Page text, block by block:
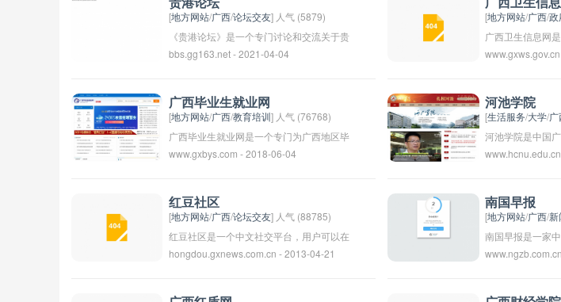
贵港论坛
[地方网站/广西/论坛交友] 人气 (5879)
《贵港论坛》是一个专门讨论和交流关于贵
港市的信息和话题的在线论坛。该论坛涵盖
文化等等，为用户提供一个分享观点、交流
经验和获取信息的平台。用户可以在论坛上
发布帖子、留言评论，与他人互动交流，从
中了解更多关于贵港市的实时动态和资讯。
流与互动，增进社区的凝聚力和活力。
bbs.gg163.net - 2021-04-04
广西卫生信
[地方网站/广西/政
广西卫生信息网
康委员会推出的
该网站包括医疗
健康教育等内容
和提升健康水平
们可以了解到广
家更好地维护自
广西毕业生就业网
[地方网站/广西/教育培训] 人气 (76768)
广西毕业生就业网是一个专门为广西地区毕
业生提供就业信息和服务的网站。该网站提
找到合适的工作机会。同时，该网站也提供
职业规划、求职技巧和就业指导等信息，帮
助毕业生顺利就业。通过广西毕业生就业
网，毕业生可以更快速地找到理想的工作，
www.gxbys.com - 2018-06-04
河池学院
[生活服务/大学/
河池学院是中国
所高等学府，提
方社会经济的发
队和现代化的教
学习环境和发展
教学和科研方面
红豆社区
[地方网站/广西/论坛交友] 人气 (88785)
红豆社区是一个中文社交平台，用户可以在
这里发布文字、图片、视频等内容，进行互
文章，吸引了大量用户加入并参与其中。用
hongdou.gxnews.com.cn - 2013-04-21
南国早报
[地方网站/广西/
南国早报是一家
要报道当地的新
确的新闻报道，